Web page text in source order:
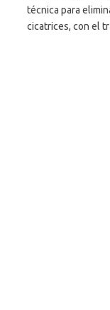
técnica para
cicatrices, con el